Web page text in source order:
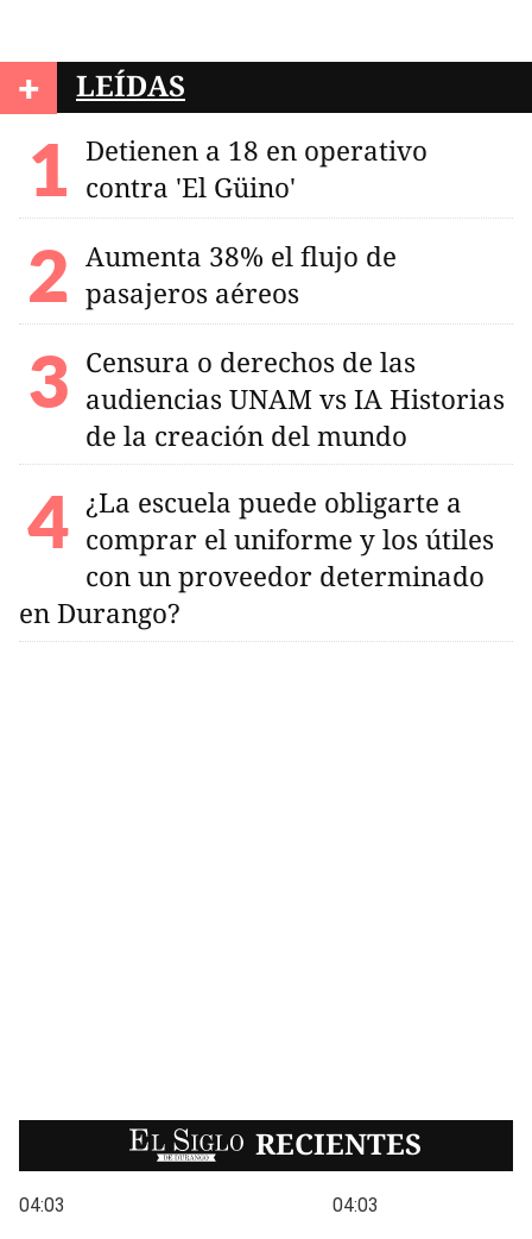
+ LEÍDAS
Detienen a 18 en operativo
contra 'El Güino'
Aumenta 38% el flujo de
pasajeros aéreos
Censura o derechos de las
audiencias UNAM vs IA Historias
de la creación del mundo
¿La escuela puede obligarte a
comprar el uniforme y los útiles
con un proveedor determinado
en Durango?
EL SIGLO RECIENTES